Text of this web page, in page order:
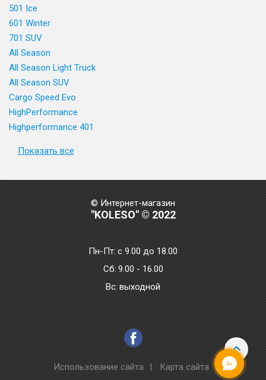
501 Ice
601 Winter
701 SUV
All Season
All Season Light Truck
All Season SUV
Cargo Speed Evo
HighPerformance
Highperformance 401
Показать все
© Интернет-магазин
"KOLESO" © 2022
Пн-Пт:с 9.00 до 18.00
Сб: 9.00 - 16.00
Bc: выходной
Использование сайта | Карта сайта